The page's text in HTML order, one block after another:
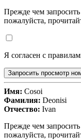
Прежде чем
пожалуйста,
Я согласен с
Запросить просмотр
Имя: Cosoi
Фамилия: Deonisi
Отчество: Ivan
Прежде чем
пожалуйста,